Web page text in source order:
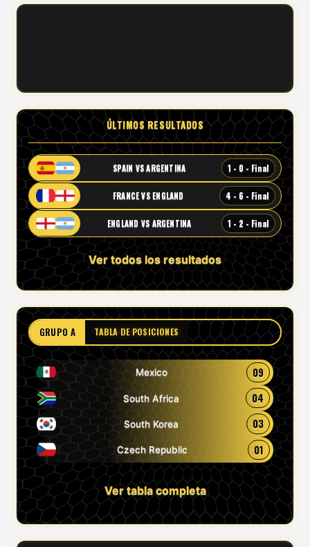
ÚLTIMOS RESULTADOS
SPAIN VS ARGENTINA 1 - 0 - Final
FRANCE VS ENGLAND 4 - 6 - Final
ENGLAND VS ARGENTINA 1 - 2 - Final
Ver todos los resultados
GRUPO A TABLA DE POSICIONES
Mexico 09
South Africa 04
South Korea 03
Czech Republic 01
Ver tabla completa